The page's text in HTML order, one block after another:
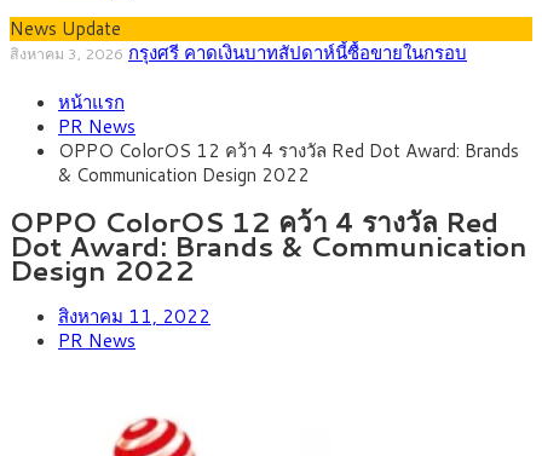
News Update
สิงหาคม 1, 2026 “เอกนิติ” เปิดเครื่องยนต์เศรษฐกิจใหม่ของไทย เดิน
ลายการ์ตูน กรมศุลกากร เตือนผู้ปกครองเฝ้าระวัง หลังยึดล็อตใหญ่
จากเยอรมนี
กรกฎาคม 27, 2026
2569) ซื้อขายในกรอบ 33.40-34.00 มองเฟดคงดอกเบี้ย
สิงหาคม 5, 2026 ครม.ไฟเขียวหลักการ ร่าง พ.ร.ฎ. เปิดทาง รฟม.เดิน
หน้ารถไฟฟ้าสงขลา โมโนเรล 12.54 กม. เชื่อมเมืองหาดใหญ่
สิงหาคม 4, 2026 สธ.ชี้ รพ.รัฐแบกรับผู้ป่วยบัตรทอง 87% แต่ได้งบราย
หัวเพียง 2,618 บาท เสนอทบทวนจัดสรรงบให้สอดคล้องภาระงาน
จริง
สิงหาคม 3, 2026 กรุงศรี คาดเงินบาทสัปดาห์นี้ซื้อขายในกรอบ
33.00-33.60 ติดตามข้อมูลจ้างงานสหรัฐฯ
หน้าแรก
PR News
OPPO ColorOS 12 คว้า 4 รางวัล Red Dot Award: Brands
& Communication Design 2022
OPPO ColorOS 12 คว้า 4 รางวัล Red
Dot Award: Brands & Communication
Design 2022
สิงหาคม 11, 2022
PR News